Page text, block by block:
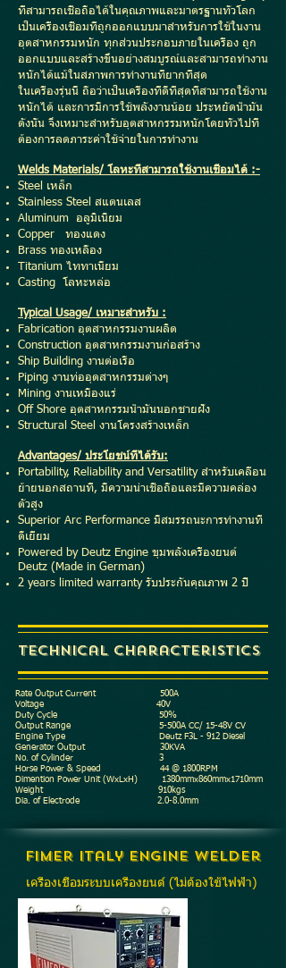
ที่สามารถเชื่อถือได้ในคุณภาพและมาตรฐานทั่วโลก
เป็นเครื่องเชื่อมที่ถูกออกแบบมาสำหรับการใช้ในงาน
อุตสาหกรรมหนัก ทุกส่วนประกอบภายในเครื่อง ถูก
ออกแบบและสร้างขึ้นอย่างสมบูรณ์และสามารถทำงาน
หนักได้แม้ในสภาพการทำงานที่ยากที่สุด
ในเครื่องรุ่นนี้ ถือว่าเป็นเครื่องที่ดีที่สุดที่สามารถใช้งาน
หนักได้ และการมีการใช้พลังงานน้อย ประหยัดน้ำมัน
ดังนั้น จึงเหมาะสำหรับอุตสาหกรรมหนักโดยทั่วไปที่
ต้องการลดภาระค่าใช้จ่ายในการทำงาน
Welds Materials/ โลหะที่สามารถใช้งานเชื่อมได้ :-
Steel เหล็ก
Stainless Steel สแตนเลส
Aluminum อลูมิเนียม
Copper ทองแดง
Brass ทองเหลือง
Titanium ไททาเนียม
Casting โลหะหล่อ
Typical Usage/ เหมาะสำหรับ :
Fabrication อุตสาหกรรมงานผลิต
Construction อุตสาหกรรมงานก่อสร้าง
Ship Building งานต่อเรือ
Piping งานท่ออุตสาหกรรมต่างๆ
Mining งานเหมืองแร่
Off Shore อุตสาหกรรมน้ำมันนอกชายฝั่ง
Structural Steel งานโครงสร้างเหล็ก
Advantages/ ประโยชน์ที่ได้รับ:
Portability, Reliability and Versatility สำหรับเคลื่อน
ย้ายนอกสถานที่, มีความน่าเชื่อถือและมีความคล่อง
ตัวสูง
Superior Arc Performance มีสมรรถนะการทำงานที่
ดีเยี่ยม
Powered by Deutz Engine ขุมพลังเครื่องยนต์
Deutz (Made in German)
2 years limited warranty รับประกันคุณภาพ 2 ปี
Technical Characteristics
Rate Output Current 500A
Voltage 40V
Duty Cycle 50%
Output Range 5-500A CC/ 15-48V CV
Engine Type Deutz F3L - 912 Diesel
Generator Output 30KVA
No. of Cylinder 3
Horse Power & Speed 44 @ 1800RPM
Dimention Power Unit (WxLxH) 1380mmx860mmx1710mm
Weight 910kgs
Dia. of Electrode 2.0-8.0mm
FIMER Italy Engine Welder
เครื่องเชื่อมระบบเครื่องยนต์ (ไม่ต้องใช้ไฟฟ้า)